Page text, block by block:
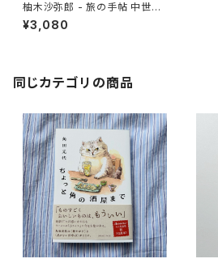
柚木沙弥郎 - 旅の手帖 中世美
術に憧れて
¥3,080
同じカテゴリの商品